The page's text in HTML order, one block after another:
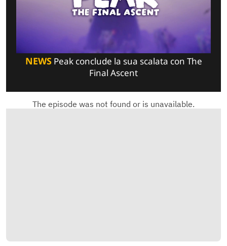
NEWSPeak conclude la sua scalata con The
Final Ascent